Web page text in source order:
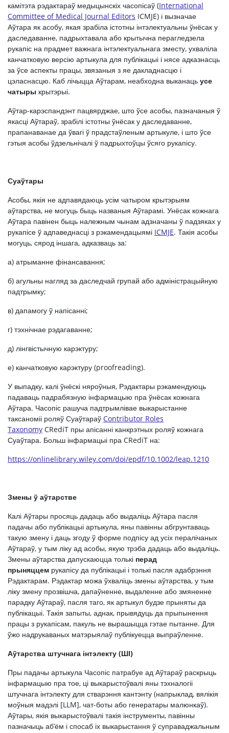
камітэта рэдактараў медыцынскіх часопісаў (International
Committee of Medical Journal Editors ICMJE) і вызначае
Аўтара як асобу, якая зрабіла істотны інтэлектуальны ўнёсак у
даследаванне, падрыхтавала або крытычна перагледзела
рукапіс на прадмет важнага інтэлектуальнага зместу, ухваліла
канчатковую версію артыкула для публікацыі і нясе адказнасць
за ўсе аспекты працы, звязаныя з яе дакладнасцю і
цэласнасцю. Каб лічыцца Аўтарам, неабходна выканаць усе
чатыры крытэрыі.
Аўтар-карэспандэнт пацвярджае, што ўсе асобы, пазначаныя ў
якасці Аўтараў, зрабілі істотны ўнёсак у даследаванне,
прапанаванае да ўвагі ў прадстаўленым артыкуле, і што ўсе
гэтыя асобы ўдзельнічалі ў падрыхтоўцы ўсяго рукапісу.
Суаўтары
Асобы, якія не адпавядаюць усім чатыром крытэрыям
аўтарства, не могуць быць названыя Аўтарамі. Унёсак кожнага
Аўтара павінен быць належным чынам адзначаны ў падзяках у
рукапісе ў адпаведнасці з рэкамендацыямі ICMJE. Такія асобы
могуць, сярод іншага, адказваць за:
а) атрыманне фінансавання;
б) агульны нагляд за даследчай групай або адміністрацыйную
падтрымку;
в) дапамогу ў напісанні;
г) тэхнічнае рэдагаванне;
д) лінгвістычную карэктуру;
е) канчатковую карэктуру (proofreading).
У выпадку, калі ўнёскі няроўныя, Рэдактары рэкамендуюць
падаваць падрабязную інфармацыю пра ўнёсак кожнага
Аўтара. Часопіс рашуча падтрымлівае выкарыстанне
таксаноміі роляў Суаўтараў Contributor Roles
Taxonomy CRediT пры апісанні канкрэтных роляў кожнага
Суаўтара. Больш інфармацыі пра CRediT на:
https://onlinelibrary.wiley.com/doi/epdf/10.1002/leap.1210
Змены ў аўтарстве
Калі Аўтары просяць дадаць або выдаліць Аўтара пасля
падачы або публікацыі артыкула, яны павінны абгрунтаваць
такую змену і даць згоду ў форме подпісу ад усіх пералічаных
Аўтараў, у тым ліку ад асобы, якую трэба дадаць або выдаліць.
Змены аўтарства дапускаюцца толькі перад
прыняццем рукапісу да публікацыі і толькі пасля адабрэння
Рэдактарам. Рэдактар можа ўхваліць змены аўтарства, у тым
ліку змену прозвішча, дапаўненне, выдаленне або змяненне
парадку Аўтараў, пасля таго, як артыкул будзе прыняты да
публікацыі. Такія запыты, аднак, прывядуць да прыпынення
працы з рукапісам, пакуль не вырашыцца гэтае пытанне. Для
ўжо надрукаваных матэрыялаў публікуецца выпраўленне.
Аўтарства штучнага інтэлекту (ШІ)
Пры падачы артыкула Часопіс патрабуе ад Аўтараў раскрыць
інфармацыю пра тое, ці выкарыстоўвалі яны тэхналогіі
штучнага інтэлекту для стварэння кантэнту (напрыклад, вялікія
моўныя мадэлі [LLM], чат-боты або генератары малюнкаў).
Аўтары, якія выкарыстоўвалі такія інструменты, павінны
пазначыць аб’ём і спосаб іх выкарыстання ў суправаджальным